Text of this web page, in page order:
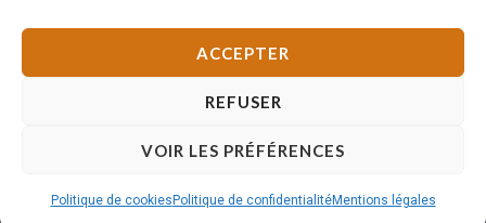
ACCEPTER
REFUSER
VOIR LES PRÉFÉRENCES
Politique de cookies Politique de confidentialitéMentions légales
Copyright © 2026 Storm Bike. Powered by Storm Team.